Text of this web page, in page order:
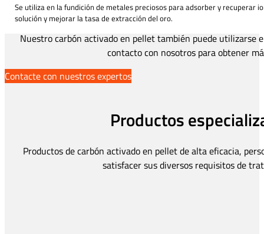
Se utiliza en la fundición de metales preciosos para adsorber y recuperar
solución y mejorar la tasa de extracción del oro.
Nuestro carbón activado en pellet también puede utilizarse
contacto con nosotros para obtener
Contacte con nuestros expertos
Productos
Productos de carbón activado en pellet de alta eficacia,
satisfacer sus diversos requisitos de